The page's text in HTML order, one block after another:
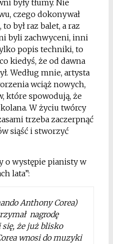
były tłumy. Nie
czego dokonywał
był raz balet, a raz
byli zachwyceni, inni
popis techniki, to
kiedyś, że od dawna
Według mnie, artysta
wciąż nowych,
które spowodują, że
W życiu twórcy
trzeba zaczerpnąć
siąść i stworzyć
o występie pianisty w
lata”:
Anthony Corea)
nagrodę
że już blisko
wnosi do muzyki